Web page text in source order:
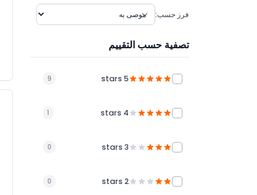
فرز حسب:
تصفية حسب التقييم
5 stars
9
4 stars
1
3 stars
0
2 stars
0